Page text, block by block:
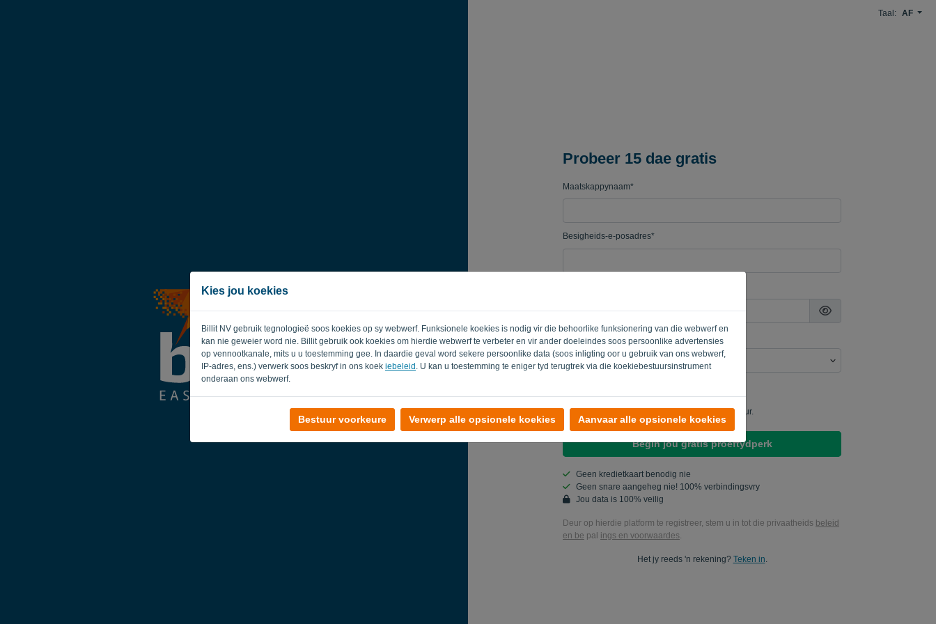
Kies jou koekies
Billit NV gebruik tegnologieë soos koekies op sy webwerf. Funksionele koekies is nodig vir die behoorlike funksionering van die webwerf en
kan nie geweier word nie. Billit gebruik ook koekies om hierdie webwerf te verbeter en vir ander doeleindes soos persoonlike advertensies
op vennootkanale, mits u u toestemming gee. In daardie geval word sekere persoonlike data (soos inligting oor u gebruik van ons webwerf,
IP-adres, ens.) verwerk soos beskryf in ons koek iebeleid . U kan u toestemming te eniger tyd terugtrek via die koekiebestuursinstrument
onderaan ons webwerf.
Bestuur voorkeure Verwerp alle opsionele koekies Aanvaar alle opsionele koekies
Taal: AF
Probeer 15 dae gratis
Maatskappynaam*
Besigheids-e-posadres*
Land
Ja, jy kan vir my bemarkingsopdaterings stuur.
Begin jou gratis proeftydperk
Geen kredietkaart benodig nie
Geen snare aangeheg nie! 100% verbindingsvry
Jou data is 100% veilig
Deur op hierdie platform te registreer, stem u in tot die privaatheids beleid
en be pal ings en voorwaardes.
Het jy reeds 'n rekening? Teken in.